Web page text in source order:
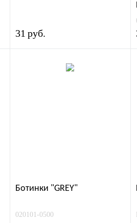
31 руб.
Ботинки "GREY"
020101-0500